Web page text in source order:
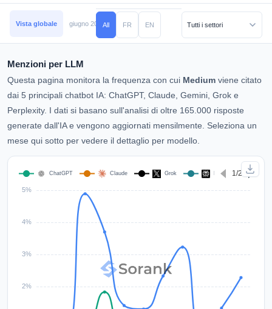
Vista globale giugno 2026 maggio 2026 aprile 2026 marzo 2026
All FR EN
Menzioni per LLM
Questa pagina monitora la frequenza con cui Medium viene citato
dai 5 principali chatbot IA: ChatGPT, Claude, Gemini, Grok e
Perplexity. I dati si basano sull'analisi di oltre 165.000 risposte
generate dall'IA e vengono aggiornati mensilmente. Seleziona un
mese qui sotto per vedere il dettaglio per modello.